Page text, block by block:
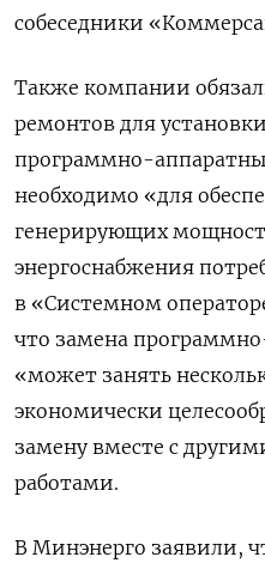
собеседники
Также компании
ремонтов для
программно-
необходимо «для
генерирующих
энергоснабжения
в «Системном
что замена
«может занять
экономически
замену вместе с
работами.
В Минэнерго заявили,